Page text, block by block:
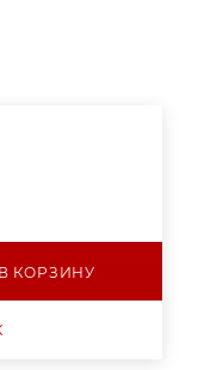
В КОРЗИНУ